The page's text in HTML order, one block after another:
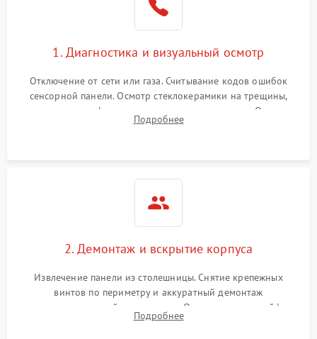
1. Диагностика и визуальный осмотр
Отключение от сети или газа. Считывание кодов ошибок
сенсорной панели. Осмотр стеклокерамики на трещины,
проверка конфорок на равномерность нагрева. Опрос
клиента о симптомах (не включается, не видит посуду,
Подробнее
2. Демонтаж и вскрытие корпуса
Извлечение панели из столешницы. Снятие крепежных
винтов по периметру и аккуратный демонтаж
стеклокерамической поверхности. Отсоединение шлейфов
сенсорного блока для доступа к силовым платам, катушкам
Подробнее